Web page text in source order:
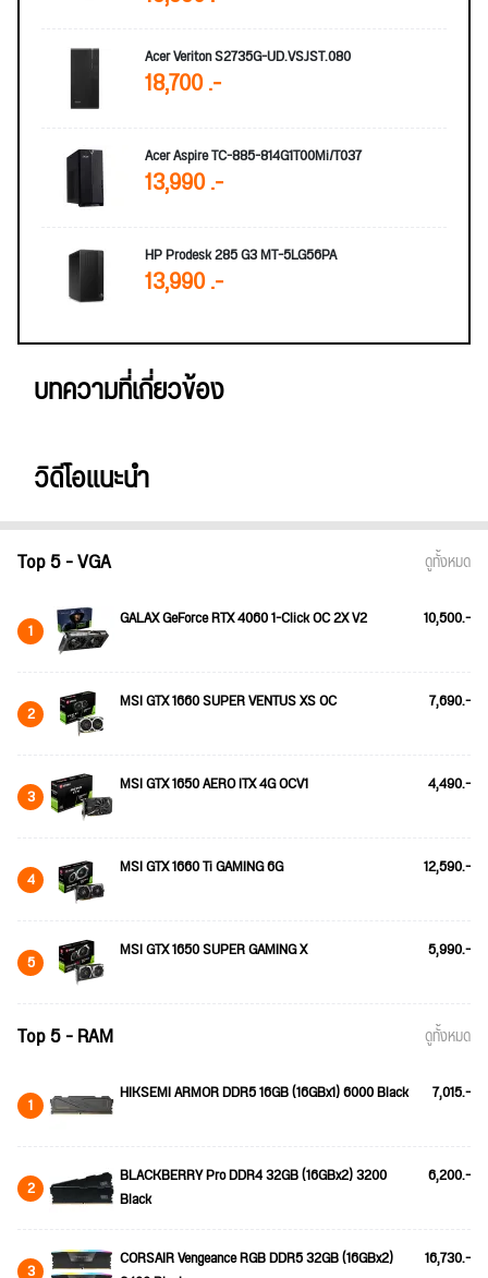
Acer Veriton S2735G-UD.VSJST.080
18,700 .-
Acer Aspire TC-885-814G1T00Mi/T037
13,990 .-
HP Prodesk 285 G3 MT-5LG56PA
13,990 .-
บทความที่เกี่ยวข้อง
วิดีโอแนะนำ
Top 5 - VGA ดูทั้งหมด
1 GALAX GeForce RTX 4060 1-Click OC 2X V2 10,500.-
2 MSI GTX 1660 SUPER VENTUS XS OC 7,690.-
3 MSI GTX 1650 AERO ITX 4G OCV1 4,490.-
4 MSI GTX 1660 Ti GAMING 6G 12,590.-
5 MSI GTX 1650 SUPER GAMING X 5,990.-
Top 5 - RAM ดูทั้งหมด
1 HIKSEMI ARMOR DDR5 16GB (16GBx1) 6000 Black 7,015.-
2
BLACKBERRY Pro DDR4 32GB (16GBx2) 3200
Black
6,200.-
3
CORSAIR Vengeance RGB DDR5 32GB (16GBx2)
16,730.-